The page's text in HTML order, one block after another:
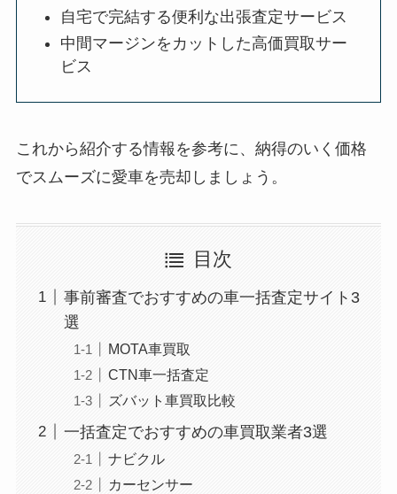
自宅で完結する便利な出張査定サービス
中間マージンをカットした高価買取サー
ビス
これから紹介する情報を参考に、納得のいく価格
でスムーズに愛車を売却しましょう。
目次
事前審査でおすすめの車一括査定サイト3
選
MOTA車買取
CTN車一括査定
ズバット車買取比較
一括査定でおすすめの車買取業者3選
ナビクル
カーセンサー